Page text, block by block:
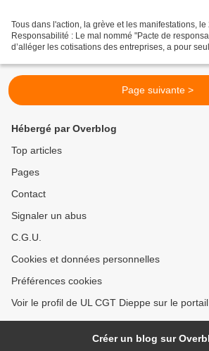
Tous dans l'action, la grève et les manifestations,
Responsabilité : Le mal nommé "Pacte de
d’alléger les cotisations des entreprises, a pour
Page suivante >
Hébergé par Overblog
Top articles
Pages
Contact
Signaler un abus
C.G.U.
Cookies et données personnelles
Préférences cookies
Voir le profil de UL CGT Dieppe sur le
Créer un blog sur